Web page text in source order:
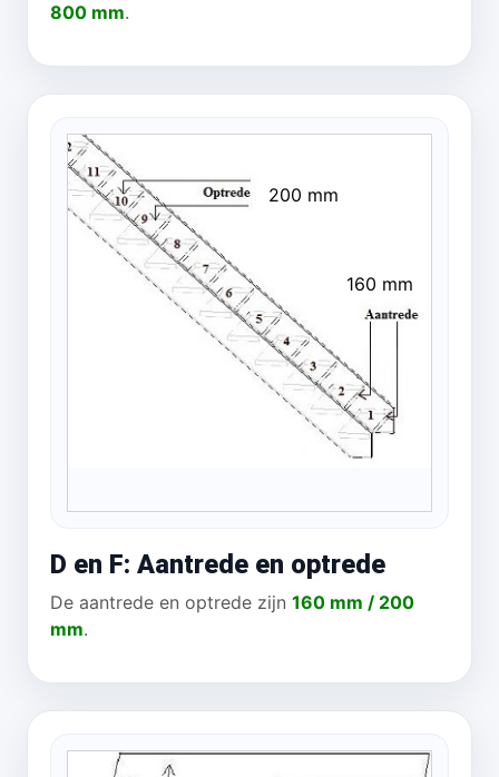
800 mm.
200 mm
160 mm
D en F: Aantrede en optrede
De aantrede en optrede zijn 160 mm / 200
mm.